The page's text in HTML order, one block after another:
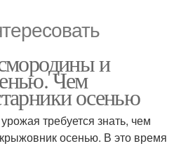
и
Чем
осенью
требуется знать, чем
осенью. В это время